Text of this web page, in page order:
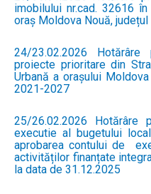
imobilului nr.cad. 32616
oraș Moldova Nouă,
24/23.02.2026
proiecte prioritare din
Urbană a orașului
2021-2027
25/26.02.2026 Hotărâre
executie al bugetului
aprobarea contului de
activităților finanțate
la data de 31.12.2025